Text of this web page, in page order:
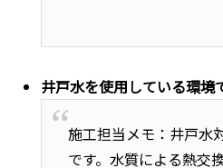
井戸水を使用している環境
施工担当メモ：井戸水
です。水質による熱交